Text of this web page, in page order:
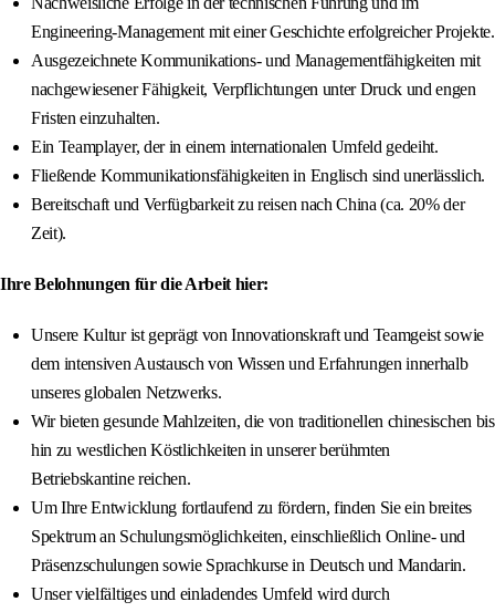
Engineering-Management mit einer Geschichte erfolgreicher Projekte.
Ausgezeichnete Kommunikations- und Managementfähigkeiten mit
nachgewiesener Fähigkeit, Verpflichtungen unter Druck und engen
Fristen einzuhalten.
Ein Teamplayer, der in einem internationalen Umfeld gedeiht.
Fließende Kommunikationsfähigkeiten in Englisch sind unerlässlich.
Bereitschaft und Verfügbarkeit zu reisen nach China (ca. 20% der
Zeit).
Ihre Belohnungen für die Arbeit hier:
Unsere Kultur ist geprägt von Innovationskraft und Teamgeist sowie
dem intensiven Austausch von Wissen und Erfahrungen innerhalb
unseres globalen Netzwerks.
Wir bieten gesunde Mahlzeiten, die von traditionellen chinesischen bis
hin zu westlichen Köstlichkeiten in unserer berühmten
Betriebskantine reichen.
Um Ihre Entwicklung fortlaufend zu fördern, finden Sie ein breites
Spektrum an Schulungsmöglichkeiten, einschließlich Online- und
Präsenzschulungen sowie Sprachkurse in Deutsch und Mandarin.
Unser vielfältiges und einladendes Umfeld wird durch